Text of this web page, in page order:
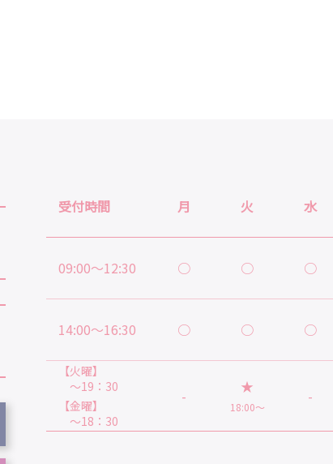
受付時間 月 火 水
09:00～12:30 ○ ○ ○
14:00～16:30 ○ ○ ○
【火曜】
～19：30
【金曜】
～18：30
- ★
18:00～
-